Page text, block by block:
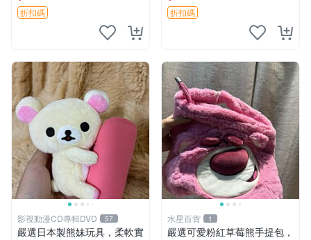
折扣碼
玩具 憶熊
折扣碼
影視動漫CD專輯DVD 57
嚴選日本製熊妹玩具，柔軟實
水星百貨 1
嚴選可愛粉紅草莓熊手提包，